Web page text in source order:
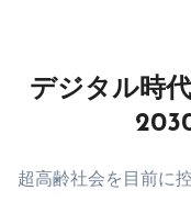
デジタル時
超高齢社会を目前に控えた日本の介護業界は、かつてない